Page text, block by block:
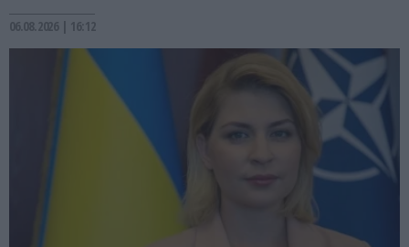
06.08.2026 | 16:12